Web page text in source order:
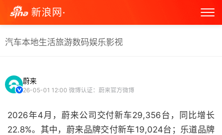
新浪网·
汽车本地生活旅游数码娱乐影视
蔚来
26-05-01 12:00 微博认证：蔚来官方微博
2026年4月，蔚来公司交付新车29,356台，同比增长
22.8%。其中，蔚来品牌交付新车19,024台；乐道品牌